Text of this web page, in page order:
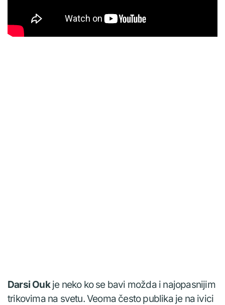
Darsi Oukje neko ko se bavi možda i najopasnijim
trikovima na svetu. Veoma često publika je na ivici